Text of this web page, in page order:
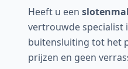
Heeft u een
vertrouwde specialist
buitensluiting tot het
prijzen en geen